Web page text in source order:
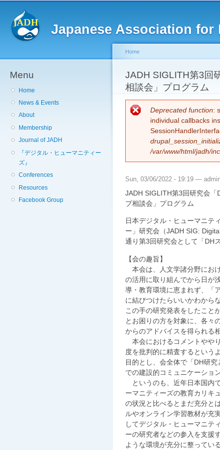
Japanese Association
Menu
Home
News & Events
About
Membership
Journal of JADH
『デジタル・ヒューマニティー
ズ』
Conferences
Resources
Facebook Group
You are here
Home
JADH SIGLITH第3回
相談会」プログラム
Error message
Deprecated function:
individual callbacks
/var/www/html/jadh/
Sun, 03/06/2022 - 19:19 —
JADH SIGLITH第3回研究会「
プ相談会」プログラム
日本デジタル・ヒューマニテ
ー」研究会（JADH SIG:
通り第3回研究会として「DH
【会の趣旨】
本会は、人文学諸分野にお
の活用に取り組んでから日が
導・教育環境に恵まれず、「
に結びつけたらいいかわから
この手の研究発表をしたこと
とお困りの方を対象に、各々
からのアドバイスを得られる
本会におけるコメントやや
度を批判的に精査するという
目的とし、会全体で「DH研
での建設的コミュニケーショ
というのも、近年日本国内
ーマニティーズの教育カリキ
の状況と比べるとまだ充分と
ルやオンライン学習教材が充
してデジタル・ヒューマニテ
ーの研究者などの参入を支援
ような環境が充分に整ってい